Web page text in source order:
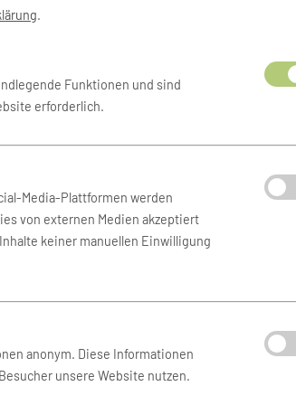
.
Funktionen und sind
erforderlich.
Media-Plattformen werden
von externen Medien akzeptiert
keiner manuellen Einwilligung
anonym. Diese Informationen
unsere Website nutzen.